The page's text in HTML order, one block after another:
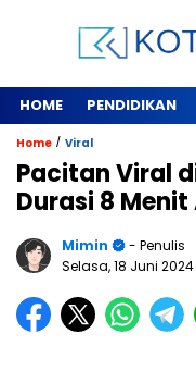
HOME PENDIDIKAN
Home / Viral
Pacitan Viral
Durasi 8 Menit
Mimin
- Penulis
Selasa, 18 Juni 2024